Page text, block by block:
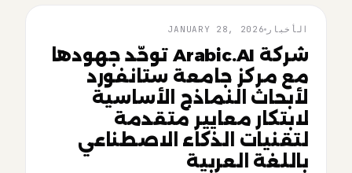
الأخبار JANUARY 28, 2026
شركة Arabic.AI توحّد جهودها
مع مركز جامعة ستانفورد
لأبحاث النماذج الأساسية
لابتكار معايير متقدمة
لتقنيات الذكاء الاصطناعي
باللغة العربية